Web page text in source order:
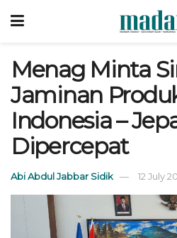
Menag Minta
Jaminan
Indonesia –
Dipercepat
Abi Abdul Jabbar Sidik 12 July